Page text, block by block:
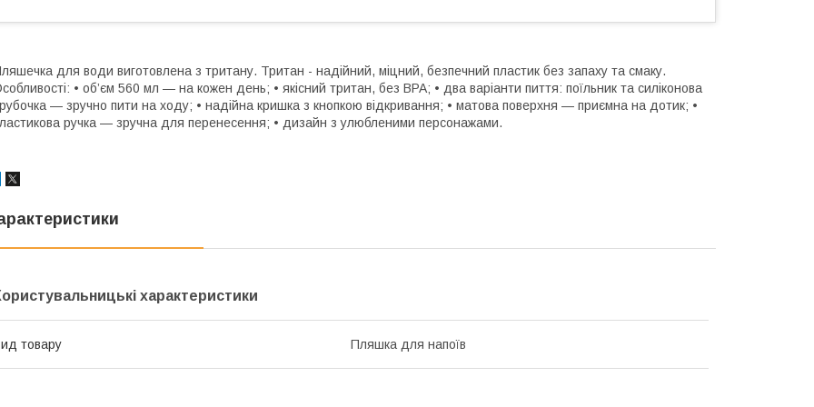
для води виготовлена з тритану. Тритан - надійний, міцний, безпечний пластик без запаху та смаку.
• об’єм 560 мл — на кожен день; • якісний тритан, без BPA; • два варіанти пиття: поїльник та силіконова
— зручно пити на ходу; • надійна кришка з кнопкою відкривання; • матова поверхня — приємна на дотик; •
ручка — зручна для перенесення; • дизайн з улюбленими персонажами.
характеристики
товару Пляшка для напоїв